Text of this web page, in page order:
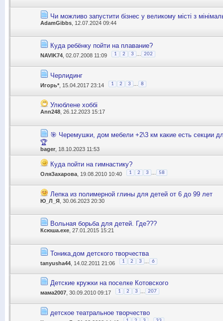
Чи можливо запустити бізнес у великому місті з
AdamGibbs , 12.07.2024 09:44
Куда ребёнку пойти на плавание?
NAVIK74 , 02.07.2008 11:09 1 2 3 202
Черлидинг
Игорь* , 15.04.2017 23:14 1 2 3 8
Улюблене хоббі
Ann248 , 26.12.2023 15:17
🎯 Черемушки, дом мебели +2\3 км какие есть секции
🏆
bager , 18.10.2023 11:53
Куда пойти на гимнастику?
ОляЗахарова , 19.08.2010 10:40 1 2 3 58
Лепка из полимерной глины для детей от 6 до 99 лет
Ю_Л_Я , 30.06.2023 20:30
Вольная борьба для детей. Где???
Ксюша.exe , 27.01.2015 15:21
Тоника,дом детского творчества
tanyusha44 , 14.02.2011 21:06 1 2 3 ... 6
Детские кружки на поселке Котовского
мама2007 , 30.09.2010 09:17 1 2 3 207
детское театральное творчество